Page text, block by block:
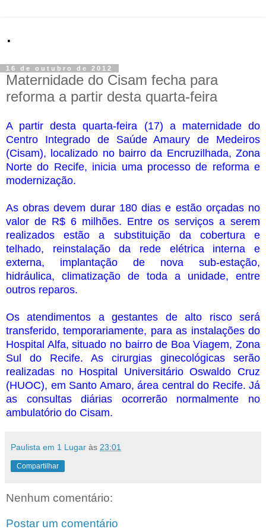
.
16 de outubro de 2012
Maternidade do Cisam fecha para
reforma a partir desta quarta-feira
A partir desta quarta-feira (17) a maternidade do
Centro Integrado de Saúde Amaury de Medeiros
(Cisam), localizado no bairro da Encruzilhada, Zona
Norte do Recife, inicia uma processo de reforma e
modernização.
As obras devem durar 180 dias e estão orçadas no
valor de R$ 6 milhões. Entre os serviços a serem
realizados estão a substituição da cobertura e
telhado, reinstalação da rede elétrica interna e
externa, implantação de nova sub-estação,
hidráulica, climatização de toda a unidade, entre
outros reparos.
Os atendimentos a gestantes de alto risco será
transferido, temporariamente, para as instalações do
Hospital Alfa, situado no bairro de Boa Viagem, Zona
Sul do Recife. As cirurgias ginecológicas serão
realizadas no Hospital Universitário Oswaldo Cruz
(HUOC), em Santo Amaro, área central do Recife. Já
as consultas diárias ocorrerão normalmente no
ambulatório do Cisam.
Paulista em 1 Lugar às 23:01
Compartilhar
Nenhum comentário:
Postar um comentário